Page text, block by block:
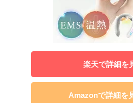
楽天で詳細を
Amazonで詳細を